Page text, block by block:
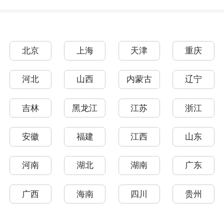
北京 上海 天津 重庆
河北 山西 内蒙古 辽宁
吉林 黑龙江 江苏 浙江
安徽 福建 江西 山东
河南 湖北 湖南 广东
广西 海南 四川 贵州